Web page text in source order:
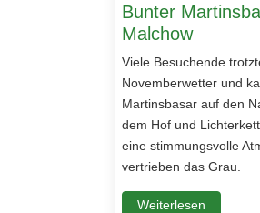
Bunter
Malchow
Viele Besuchende
Novemberwetter und
Martinsbasar auf den
dem Hof und
eine stimmungsvolle
vertrieben das Grau.
Weiterlesen